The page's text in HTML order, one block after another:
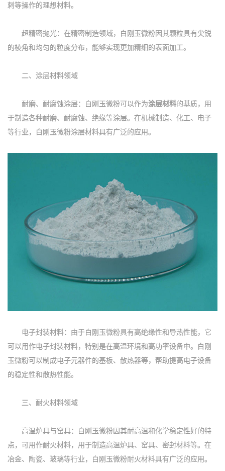
刺等操作的理想材料。
超精密抛光：在精密制造领域，白刚玉微粉因其颗粒具有尖锐
的棱角和均匀的粒度分布，能够实现更加精细的表面加工。
二、涂层材料领域
耐磨、耐腐蚀涂层：白刚玉微粉可以作为涂层材料的基质，用
于制造各种耐磨、耐腐蚀、绝缘等涂层。在机械制造、化工、电子
等行业，白刚玉微粉涂层材料具有广泛的应用。
电子封装材料：由于白刚玉微粉具有高绝缘性和导热性能，它
可以用作电子封装材料，特别是在高温环境和高功率设备中。白刚
玉微粉可以制成电子元器件的基板、散热器等，帮助提高电子设备
的稳定性和散热性能。
三、耐火材料领域
高温炉具与窑具：白刚玉微粉因其耐高温和化学稳定性好的特
点，可用作耐火材料，用于制造高温炉具、窑具、密封材料等。在
冶金、陶瓷、玻璃等行业，白刚玉微粉耐火材料具有广泛的应用。